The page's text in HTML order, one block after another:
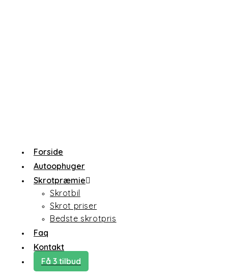
Forside
Autoophuger
Skrotpræmie
Skrotbil
Skrot priser
Bedste skrotpris
Faq
Kontakt
Få 3 tilbud